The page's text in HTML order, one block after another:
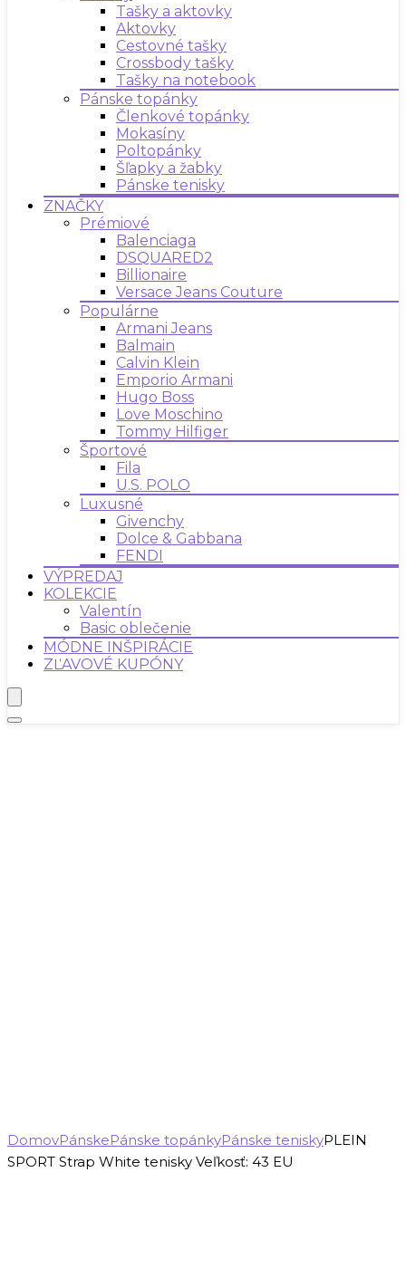
Tašky a aktovky
Aktovky
Cestovné tašky
Crossbody tašky
Tašky na notebook
Pánske topánky
Členkové topánky
Mokasíny
Poltopánky
Šľapky a žabky
Pánske tenisky
ZNAČKY
Prémiové
Balenciaga
DSQUARED2
Billionaire
Versace Jeans Couture
Populárne
Armani Jeans
Balmain
Calvin Klein
Emporio Armani
Hugo Boss
Love Moschino
Tommy Hilfiger
Športové
Fila
U.S. POLO
Luxusné
Givenchy
Dolce & Gabbana
FENDI
VÝPREDAJ
KOLEKCIE
Valentín
Basic oblečenie
MÓDNE INŠPIRÁCIE
ZĽAVOVÉ KUPÓNY
DomovPánskePánske topánkyPánske teniskyPLEIN
SPORT Strap White tenisky Veľkosť: 43 EU